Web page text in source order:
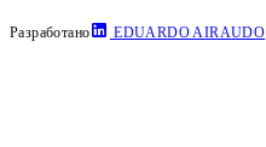
Разработано EDUARDO AIRAUDO